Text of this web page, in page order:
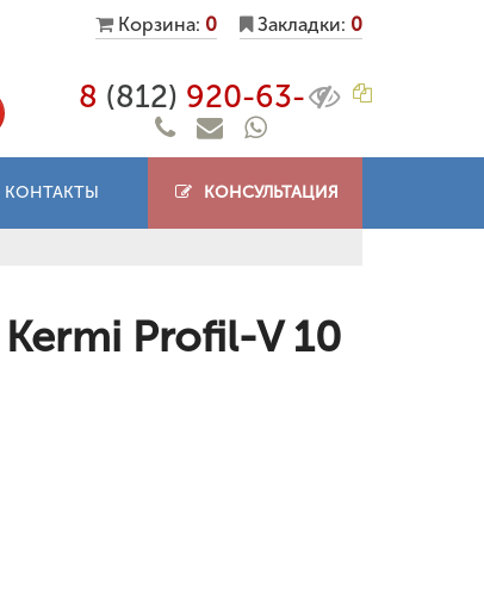
Корзина: 0 Закладки: 0
8 (812) 920-63-
КОНТАКТЫ КОНСУЛЬТАЦИЯ
Profil-V 10